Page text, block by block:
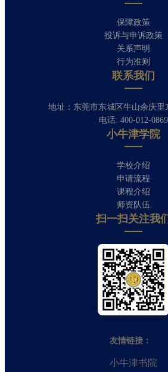
保障政策
投诉与申诉政策
关系声明
行为准则
联系我们
地址：东莞市东城区牛山余庆里
电话: 400-012-0869
小牛津学院
学校介绍
申请流程
课程介绍
师资队伍
扫一扫关注我
友情链接：
小牛津书院